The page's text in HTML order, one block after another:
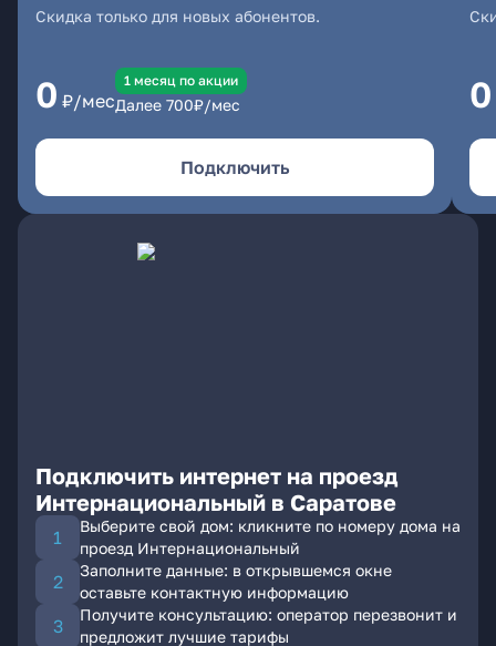
Скидка только для новых абонентов.
0 ₽/мес
1 месяц по акции
Далее 700₽/мес
Подключить
0
Подключить интернет на проезд
Интернациональный в Саратове
Выберите свой дом: кликните по номеру дома на
проезд Интернациональный
Заполните данные: в открывшемся окне
оставьте контактную информацию
Получите консультацию: оператор перезвонит и
предложит лучшие тарифы